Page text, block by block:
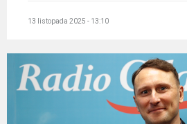
13 listopada 2025 - 13:10